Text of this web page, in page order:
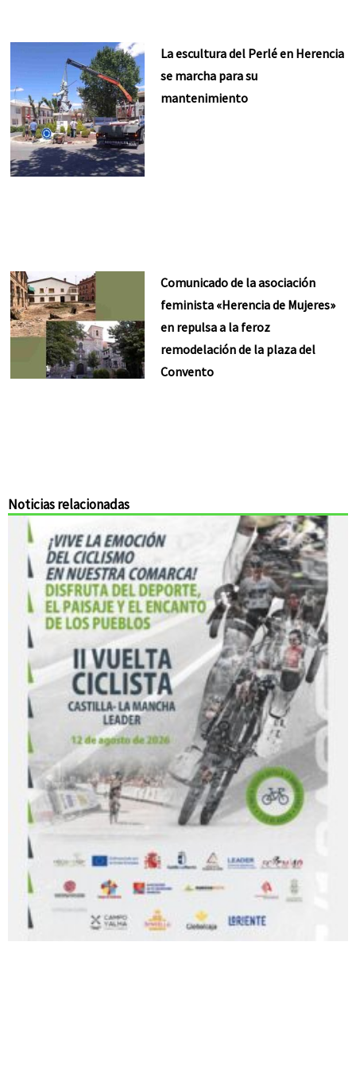
La escultura del Perlé en Herencia
se marcha para su
mantenimiento
Comunicado de la asociación
feminista «Herencia de Mujeres»
en repulsa a la feroz
remodelación de la plaza del
Convento
Noticias relacionadas